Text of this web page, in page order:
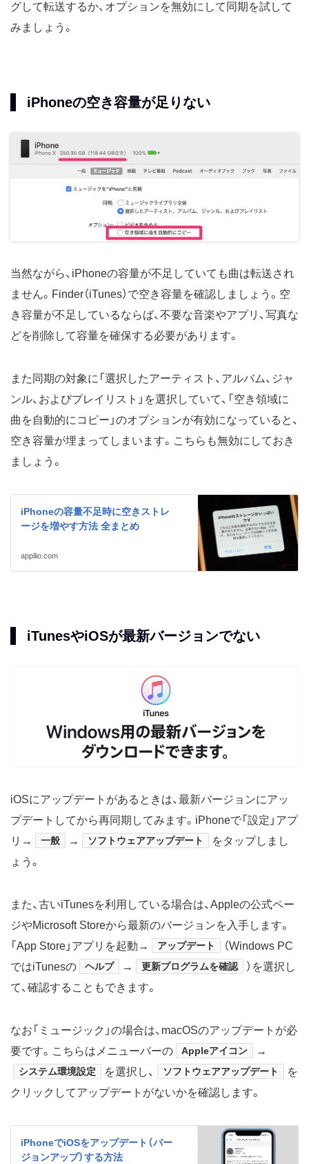
グして転送するか、オプションを無効にして同期を試して
みましょう。
iPhoneの空き容量が足りない
当然ながら、iPhoneの容量が不足していても曲は転送され
ません。Finder（iTunes）で空き容量を確認しましょう。空
き容量が不足しているならば、不要な音楽やアプリ、写真な
どを削除して容量を確保する必要があります。
また同期の対象に「選択したアーティスト、アルバム、ジャ
ンル、およびプレイリスト」を選択していて、「空き領域に
曲を自動的にコピー」のオプションが有効になっていると、
空き容量が埋まってしまいます。こちらも無効にしておき
ましょう。
iPhoneの容量不足時に空きストレ
ージを増やす方法 全まとめ
appllio.com
iTunesやiOSが最新バージョンでない
iOSにアップデートがあるときは、最新バージョンにアッ
プデートしてから再同期してみます。iPhoneで「設定」アプ
リ→
一般 → ソフトウェアアップデート
をタップしまし
ょう。
また、古いiTunesを利用している場合は、Appleの公式ペー
ジやMicrosoft Storeから最新のバージョンを入手します。
「App Store」アプリを起動→
アップデート
（Windows PC
ではiTunesの
ヘルプ → 更新プログラムを確認
）を選択し
て、確認することもできます。
なお「ミュージック」の場合は、macOSのアップデートが必
要です。こちらはメニューバーの
Appleアイコン →
システム環境設定 を選択し、 ソフトウェアアップデート
を
クリックしてアップデートがないかを確認します。
iPhoneでiOSをアップデート（バー
ジョンアップ）する方法